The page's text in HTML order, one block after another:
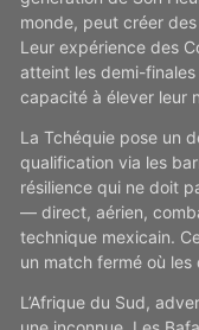
monde, peut créer
Leur expérience des
atteint les demi-
capacité à élever leur
La Tchéquie pose un
qualification via les
résilience qui ne doit
— direct, aérien,
technique mexicain.
un match fermé où
L’Afrique du Sud,